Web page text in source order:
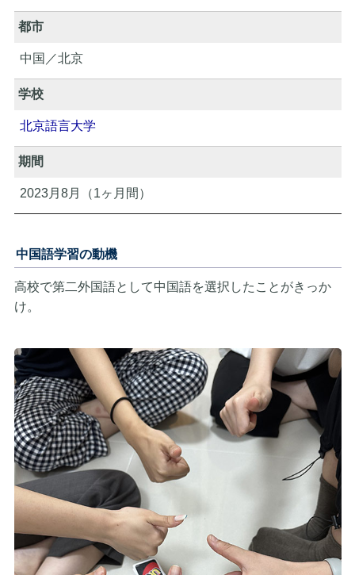
都市
中国／北京
学校
北京語言大学
期間
2023月8月（1ヶ月間）
中国語学習の動機
高校で第二外国語として中国語を選択したことがきっか
け。